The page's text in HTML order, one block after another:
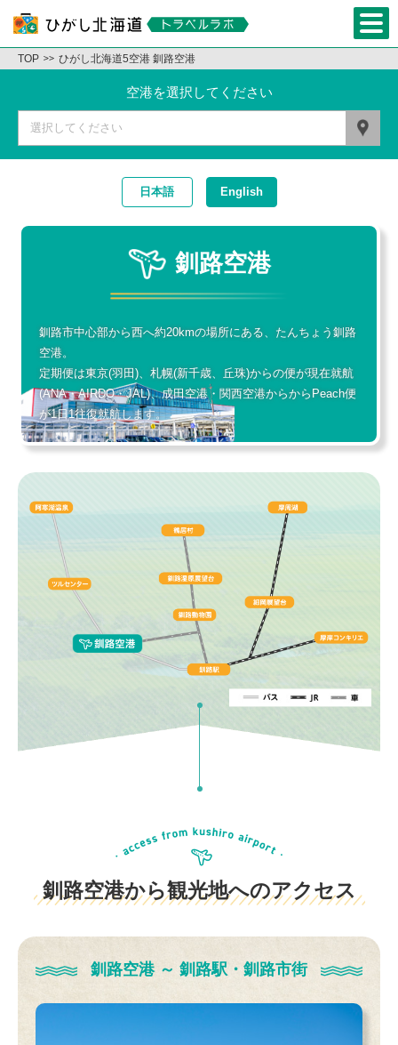
TOP ひがし北海道5空港 釧路空港
空港を選択してください
選択してください
日本語 English
釧路空港
釧路市中心部から西へ約20kmの場所にある、たんちょう釧路
空港。
定期便は東京(羽田)、札幌(新千歳、丘珠)からの便が現在就航
(ANA・AIRDO・JAL)、成田空港・関西空港からからPeach便
が1日1往復就航します。
釧路空港から観光地へのアクセス
釧路空港 ～ 釧路駅・釧路市街